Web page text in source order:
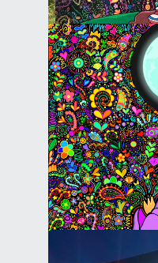
heart art in
オーダー作品